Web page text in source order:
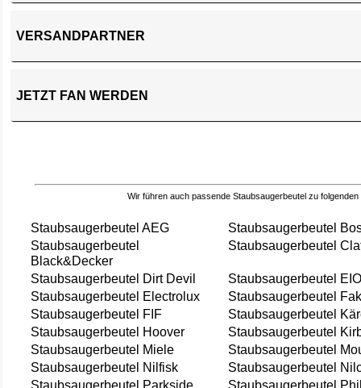
VERSANDPARTNER
JETZT FAN WERDEN
Wir führen auch passende Staubsaugerbeutel zu folgenden
Staubsaugerbeutel AEG
Staubsaugerbeutel
Staubsaugerbeutel
Black&Decker
Staubsaugerbeutel
Staubsaugerbeutel Dirt Devil
Staubsaugerbeutel
Staubsaugerbeutel Electrolux
Staubsaugerbeutel
Staubsaugerbeutel FIF
Staubsaugerbeutel
Staubsaugerbeutel Hoover
Staubsaugerbeutel
Staubsaugerbeutel Miele
Staubsaugerbeutel
Staubsaugerbeutel Nilfisk
Staubsaugerbeutel
Staubsaugerbeutel Parkside
Staubsaugerbeutel